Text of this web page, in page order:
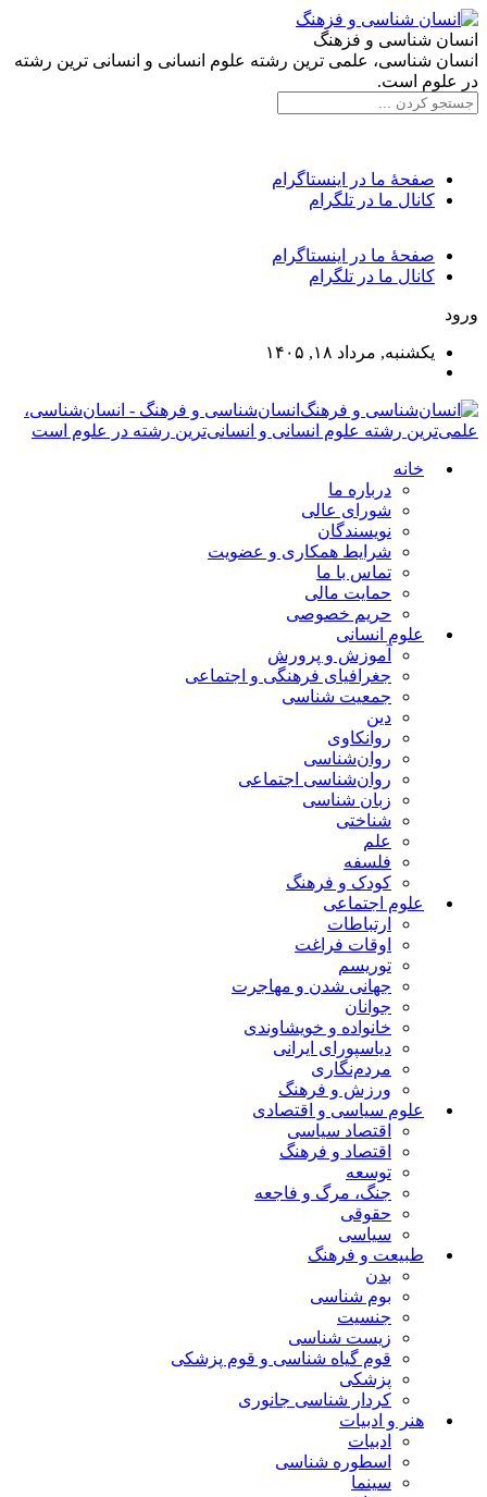
انسان شناسی و فزهنگ
انسان شناسی، علمی ترین رشته علوم انسانی و انسانی ترین رشته
در علوم است.
صفحۀ ما در اینستاگرام
کانال ما در تلگرام
صفحۀ ما در اینستاگرام
کانال ما در تلگرام
ورود
یکشنبه, مرداد ۱۸, ۱۴۰۵
انسان‌شناسی و فرهنگ - انسان‌شناسی،
علمی‌ترین رشته علوم انسانی و انسانی‌ترین رشته در علوم است
خانه
درباره ما
شورای عالی
نویسندگان
شرایط همکاری و عضویت
تماس با ما
حمایت مالی
حریم خصوصی
علوم انسانی
آموزش و پرورش
جغرافیای فرهنگی و اجتماعی
جمعیت شناسی
دین
روانکاوی
روان‌شناسی
روان‌شناسی اجتماعی
زبان شناسی
شناختی
علم
فلسفه
کودک و فرهنگ
علوم اجتماعی
ارتباطات
اوقات فراغت
توریسم
جهانی شدن و مهاجرت
جوانان
خانواده و خویشاوندی
دیاسپورای ایرانی
مردم‌نگاری
ورزش و فرهنگ
علوم سیاسی و اقتصادی
اقتصاد سیاسی
اقتصاد و فرهنگ
توسعه
جنگ، مرگ و فاجعه
حقوقی
سیاسی
طبیعت و فرهنگ
بدن
بوم شناسی
جنسیت
زیست شناسی
قوم گیاه شناسی و قوم پزشکی
پزشکی
کردار شناسی جانوری
هنر و ادبیات
ادبیات
اسطوره شناسی
سینما